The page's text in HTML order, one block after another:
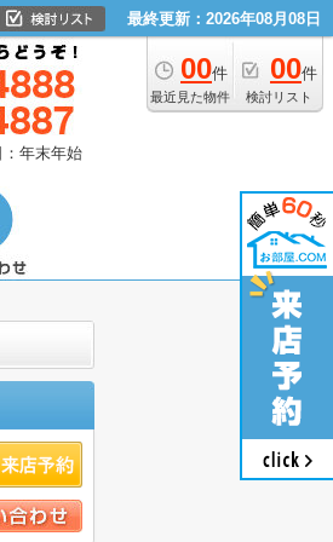
最終更新：2026年08月08日
00件
最近見た物件
00件
検討リスト
：年末年始